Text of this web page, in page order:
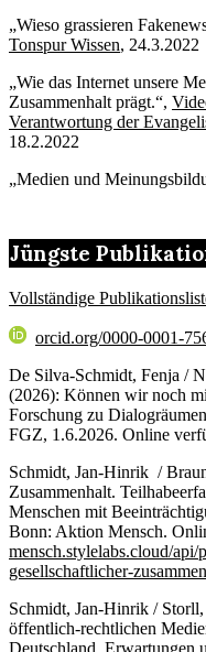
„Wieso grassieren
Tonspur Wissen, 24.3.2022
„Wie das Internet unsere
Zusammenhalt prägt.“,
Verantwortung der
18.2.2022
„Medien und
Jüngste
Vollständige
orcid.org/0000-0001-
De Silva-Schmidt, Fenja /
(2026): Können wir noch
Forschung zu
FGZ, 1.6.2026. Online
Schmidt, Jan-Hinrik /
Zusammenhalt.
Menschen mit
Bonn: Aktion Mensch.
mensch.stylelabs.cloud/
gesellschaftlicher-
Schmidt, Jan-Hinrik /
öffentlich-rechtlichen
Deutschland. Erwartungen